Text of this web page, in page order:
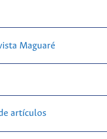
Maguaré
artículos